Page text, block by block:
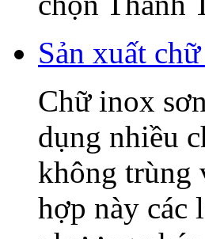
Sản xuất
Chữ inox
dụng nhiều
không trùng
hợp này các